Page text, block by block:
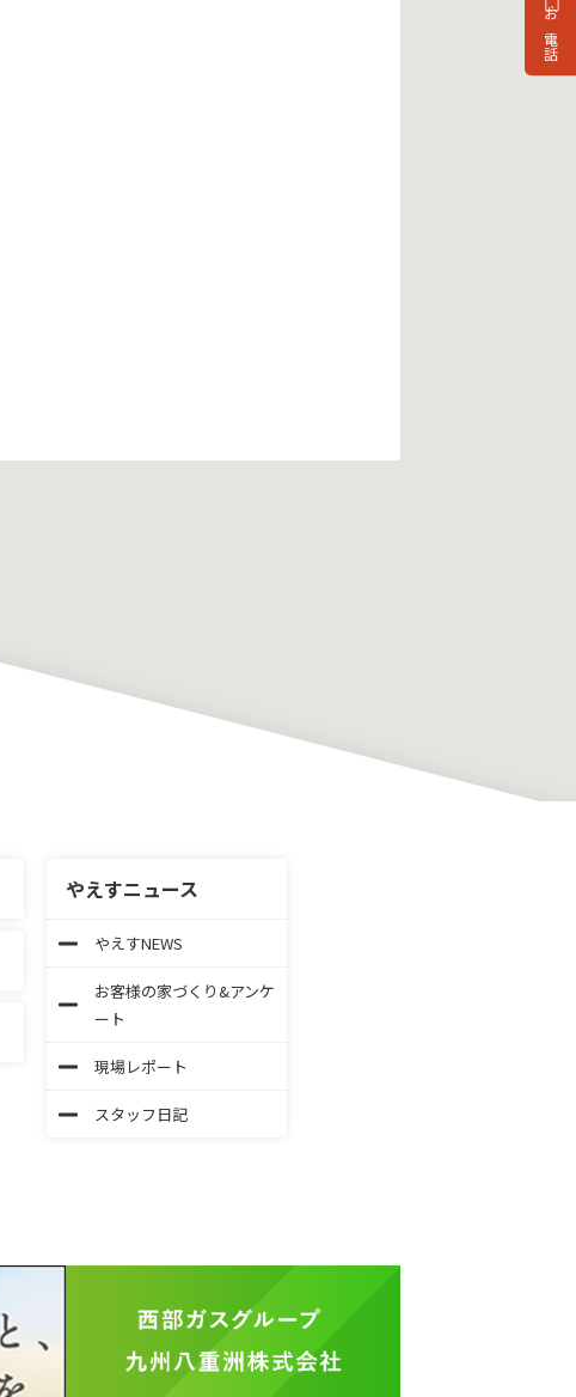
やえすニュース
やえすNEWS
お客様の家づくり&アンケ
ート
現場レポート
スタッフ日記
お電話